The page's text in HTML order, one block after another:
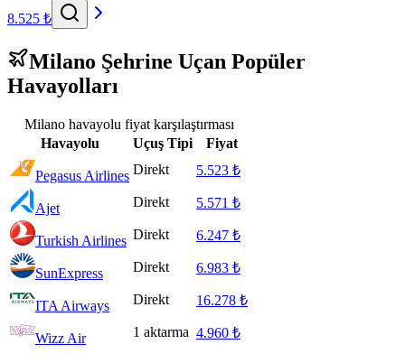
8.525 ₺
Milano Şehrine Uçan Popüler
Havayolları
Milano havayolu fiyat karşılaştırması
Havayolu
Uçuş Tipi Fiyat
Pegasus Airlines Direkt 5.523 ₺
Ajet Direkt 5.571 ₺
Turkish Airlines Direkt 6.247 ₺
SunExpress Direkt 6.983 ₺
ITA Airways Direkt 16.278 ₺
Wizz Air 1 aktarma 4.960 ₺